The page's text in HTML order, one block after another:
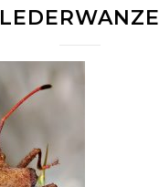
LEDERWANZE